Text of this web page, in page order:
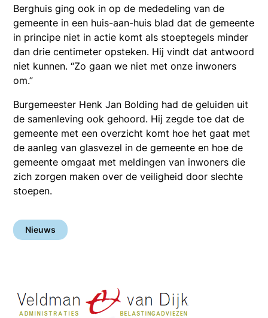
Berghuis ging ook in op de mededeling van de
gemeente in een huis-aan-huis blad dat de gemeente
in principe niet in actie komt als stoeptegels minder
dan drie centimeter opsteken. Hij vindt dat antwoord
niet kunnen. “Zo gaan we niet met onze inwoners
om.”
Burgemeester Henk Jan Bolding had de geluiden uit
de samenleving ook gehoord. Hij zegde toe dat de
gemeente met een overzicht komt hoe het gaat met
de aanleg van glasvezel in de gemeente en hoe de
gemeente omgaat met meldingen van inwoners die
zich zorgen maken over de veiligheid door slechte
stoepen.
Nieuws